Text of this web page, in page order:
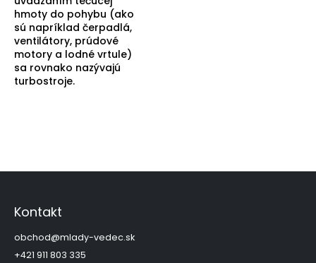
hmoty do pohybu (ako
sú napríklad čerpadlá,
ventilátory, prúdové
motory a lodné vrtule)
sa rovnako nazývajú
turbostroje.
Kontakt
obchod@mlady-vedec.sk
+421 911 803 335